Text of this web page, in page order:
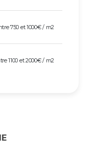
750 et 1000€ / m2
1100 et 2000€ / m2